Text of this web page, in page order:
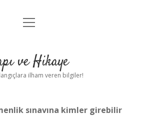
Anasayfa
Yasal Uyarı
menüyü
ve Hikaye
ilham veren bilgiler!
sınavına kimler girebilir